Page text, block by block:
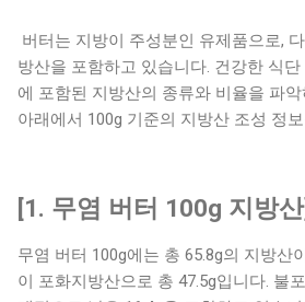
버터는 지방이 주성분인 유제품으로,
방산을 포함하고 있습니다. 건강한 식
에 포함된 지방산의 종류와 비율을 파
아래에서 100g 기준의 지방산 조성 정
[1. 무염 버터 100g 지방산]
무염 버터 100g에는 총 65.8g의 지방산
이 포화지방산으로 총 47.5g입니다. 불